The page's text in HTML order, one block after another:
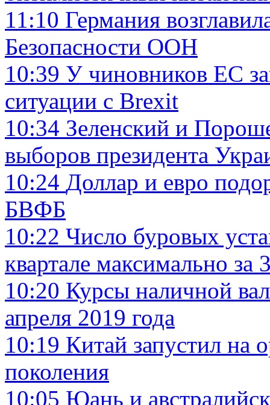
11:10 Германия
Безопасности ООН
10:39 У чиновников ЕС
ситуации с Brexit
10:34 Зеленский и
выборов президента
10:24 Доллар и евро
БВФБ
10:22 Число буровых
квартале максимально за
10:20 Курсы наличной
апреля 2019 года
10:19 Китай запустил на
поколения
10:05 Юань и